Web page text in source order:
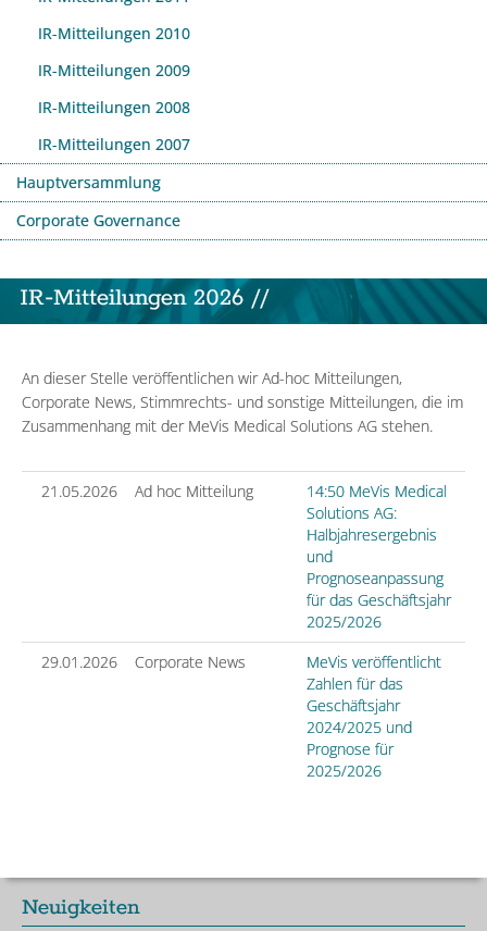
IR-Mitteilungen 2010
IR-Mitteilungen 2009
IR-Mitteilungen 2008
IR-Mitteilungen 2007
Hauptversammlung
Corporate Governance
IR-Mitteilungen 2026 //
An dieser Stelle veröffentlichen wir Ad-hoc Mitteilungen,
Corporate News, Stimmrechts- und sonstige Mitteilungen, die im
Zusammenhang mit der MeVis Medical Solutions AG stehen.
21.05.2026 Ad hoc Mitteilung
14:50 MeVis Medical
Solutions AG:
Halbjahresergebnis
und
Prognoseanpassung
für das Geschäftsjahr
2025/2026
29.01.2026
Corporate News
MeVis veröffentlicht
Zahlen für das
Geschäftsjahr
2024/2025 und
Prognose für
2025/2026
Neuigkeiten